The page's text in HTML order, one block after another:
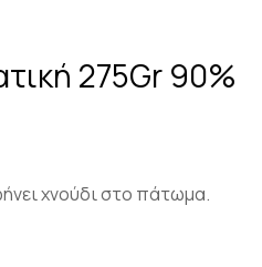
275Gr 90%
χνούδι στο πάτωμα.